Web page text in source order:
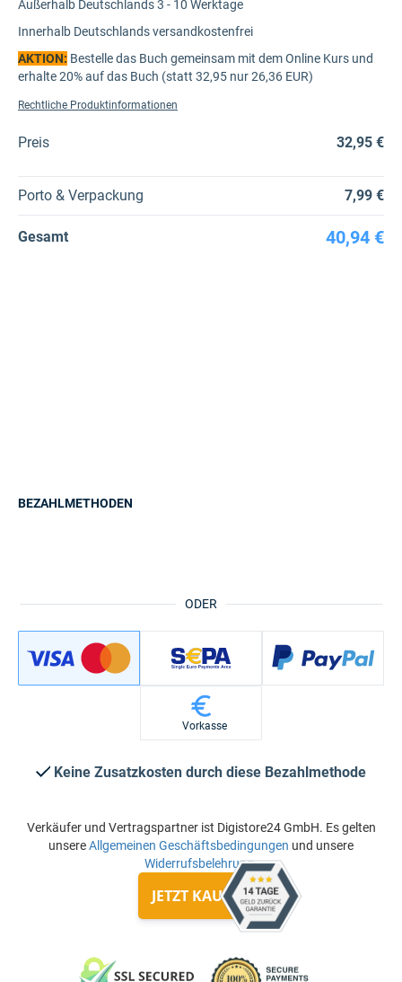
Außerhalb Deutschlands 3 - 10 Werktage
Innerhalb Deutschlands versandkostenfrei
AKTION: Bestelle das Buch gemeinsam mit dem Online Kurs und
erhalte 20% auf das Buch (statt 32,95 nur 26,36 EUR)
Rechtliche Produktinformationen
Preis 32,95 €
Porto & Verpackung 7,99 €
Gesamt 40,94 €
ODER
BEZAHLMETHODEN
Vorkasse
Keine Zusatzkosten durch diese Bezahlmethode
Verkäufer und Vertragspartner ist Digistore24 GmbH. Es gelten
unsereAllgemeinen Geschäftsbedingungen und unsere
Widerrufsbelehrung.
JETZT KAUFEN